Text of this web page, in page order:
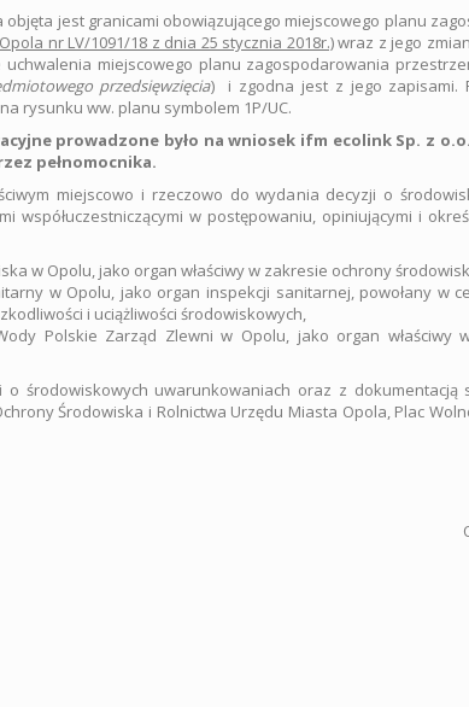
jest granicami obowiązującego miejscowego planu
nr LV/1091/18 z dnia 25 stycznia 2018r.)wraz z jego
miejscowego planu zagospodarowania
przedsięwzięcia) i zgodna jest z jego zapisami.
rysunku ww. planu symbolem 1P/UC.
prowadzone było na wniosek ifm ecolink Sp. z
pełnomocnika.
miejscowo i rzeczowo do wydania decyzji o
współuczestniczącymi w postępowaniu, opiniującymi i
w Opolu, jako organ właściwy w zakresie ochrony
w Opolu, jako organ inspekcji sanitarnej, powołany w
i uciążliwości środowiskowych,
Polskie Zarząd Zlewni w Opolu, jako organ właściwy
środowiskowych uwarunkowaniach oraz z
Środowiska i Rolnictwa Urzędu Miasta Opola, Plac